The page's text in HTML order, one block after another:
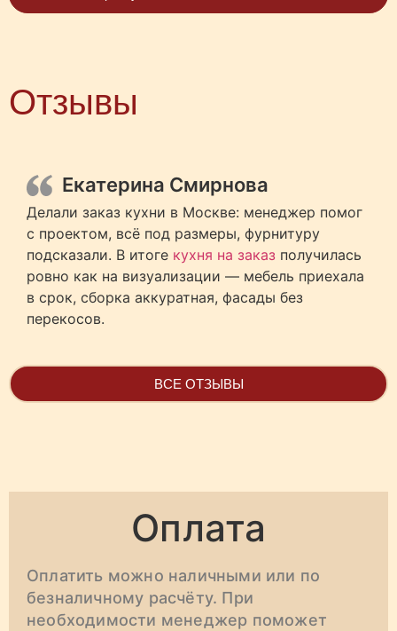
Отзывы
Екатерина Смирнова
Делали заказ кухни в Москве: менеджер помог
с проектом, всё под размеры, фурнитуру
подсказали. В итоге кухня на заказ получилась
ровно как на визуализации — мебель приехала
в срок, сборка аккуратная, фасады без
перекосов.
ВСЕ ОТЗЫВЫ
Оплата
Оплатить можно наличными или по
безналичному расчёту. При
необходимости менеджер поможет